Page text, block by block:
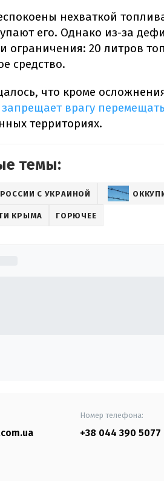
нехваткой
его. Однако из-за
ограничения: 20 литров
средство.
что кроме
запрещает врагу
территориях.
темы:
С УКРАИНОЙ
КРЫМА ГОРЮЧЕЕ
Номер телефона:
+38 044 390 5077